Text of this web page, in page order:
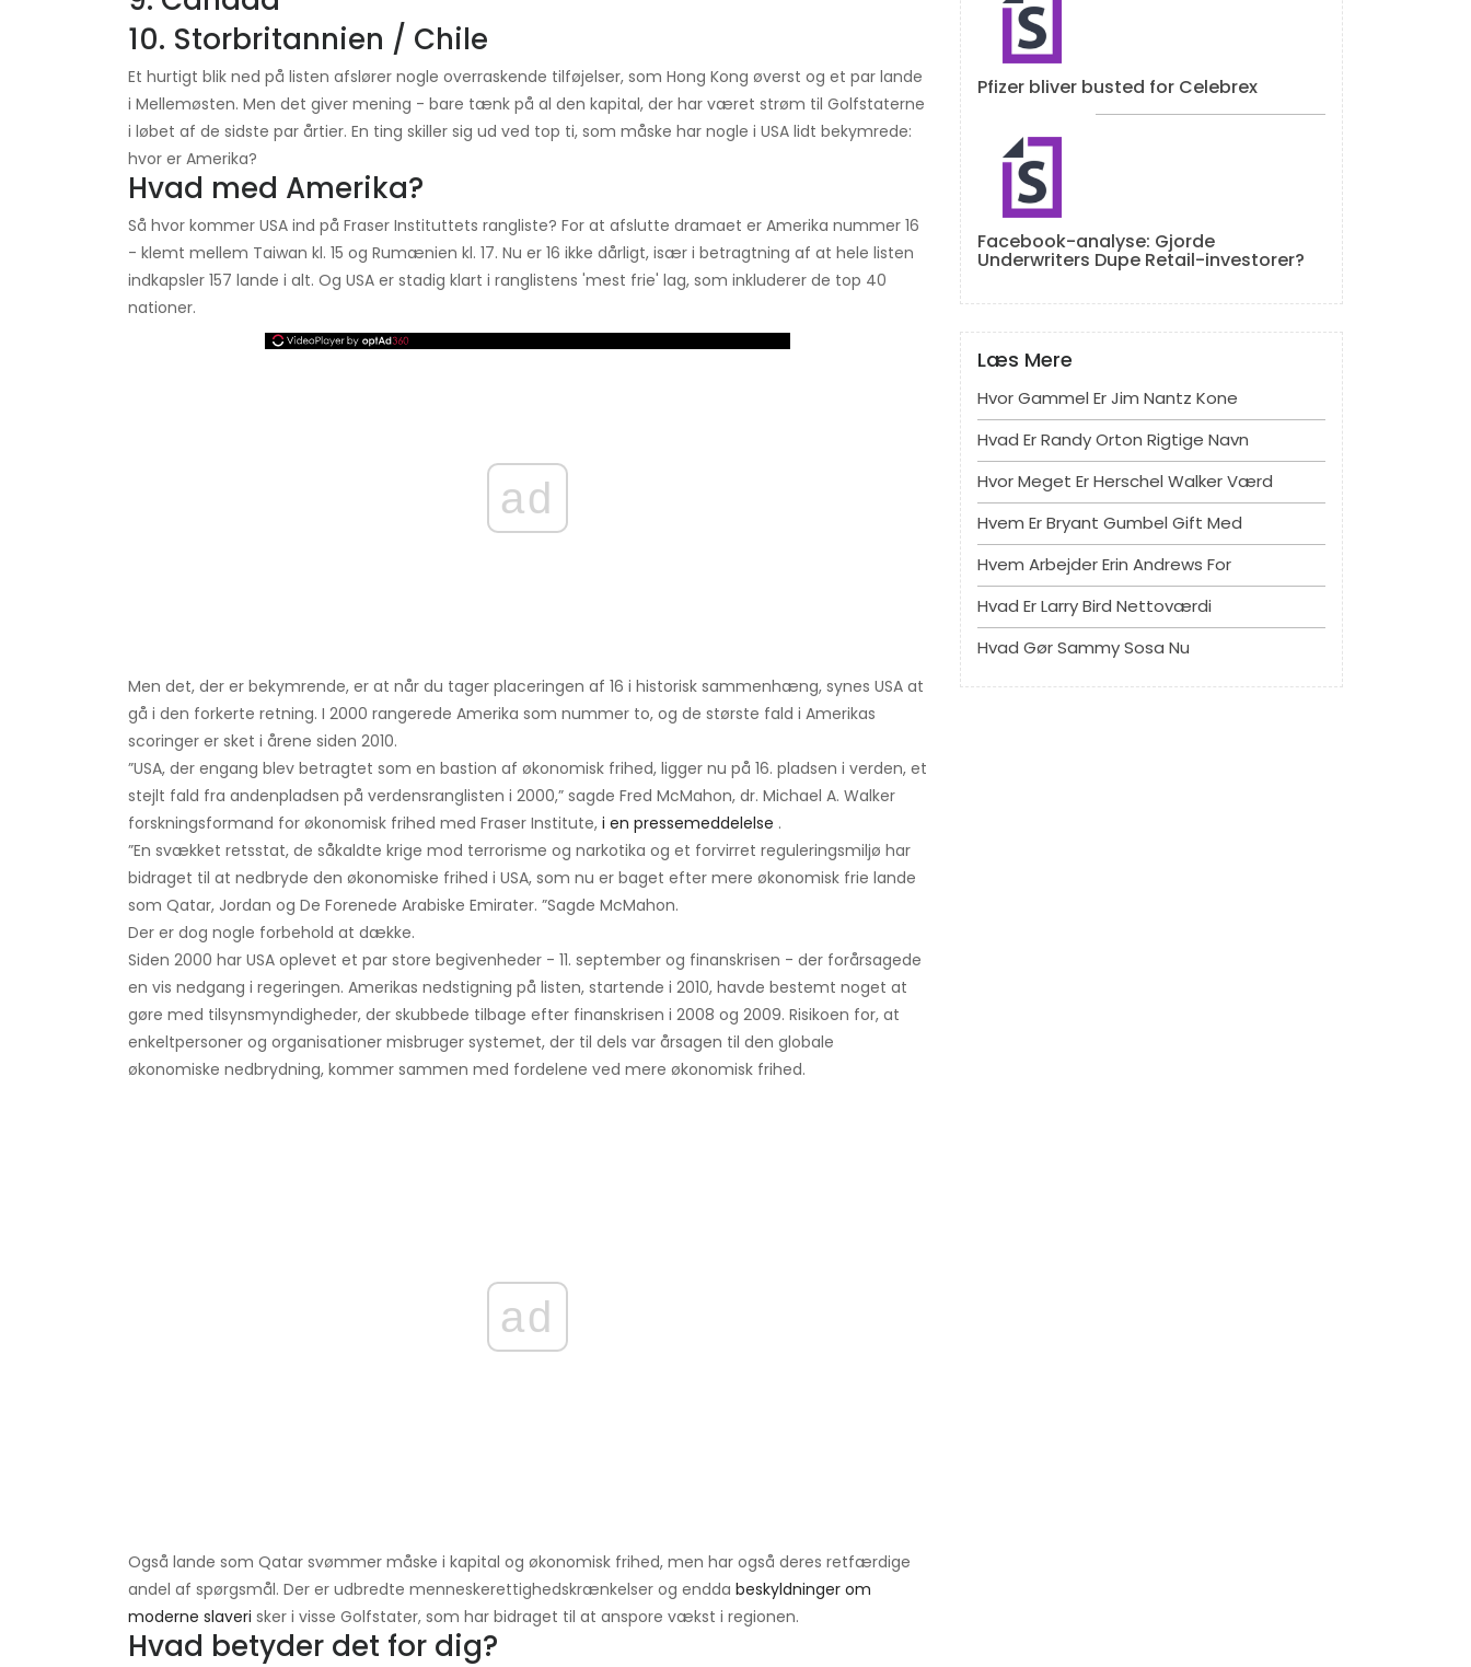
10. Storbritannien / Chile
Et hurtigt blik ned på listen afslører nogle overraskende tilføjelser, som Hong Kong øverst og et par lande
i Mellemøsten. Men det giver mening - bare tænk på al den kapital, der har været strøm til Golfstaterne
i løbet af de sidste par årtier. En ting skiller sig ud ved top ti, som måske har nogle i USA lidt bekymrede:
hvor er Amerika?
Hvad med Amerika?
Så hvor kommer USA ind på Fraser Instituttets rangliste? For at afslutte dramaet er Amerika nummer 16
- klemt mellem Taiwan kl. 15 og Rumænien kl. 17. Nu er 16 ikke dårligt, især i betragtning af at hele listen
indkapsler 157 lande i alt. Og USA er stadig klart i ranglistens 'mest frie' lag, som inkluderer de top 40
nationer.
ad
Men det, der er bekymrende, er at når du tager placeringen af ​​16 i historisk sammenhæng, synes USA at
gå i den forkerte retning. I 2000 rangerede Amerika som nummer to, og de største fald i Amerikas
scoringer er sket i årene siden 2010.
”USA, der engang blev betragtet som en bastion af økonomisk frihed, ligger nu på 16. pladsen i verden, et
stejlt fald fra andenpladsen på verdensranglisten i 2000,” sagde Fred McMahon, dr. Michael A. Walker
forskningsformand for økonomisk frihed med Fraser Institute, i en pressemeddelelse .
”En svækket retsstat, de såkaldte krige mod terrorisme og narkotika og et forvirret reguleringsmiljø har
bidraget til at nedbryde den økonomiske frihed i USA, som nu er baget efter mere økonomisk frie lande
som Qatar, Jordan og De Forenede Arabiske Emirater. ”Sagde McMahon.
Der er dog nogle forbehold at dække.
Siden 2000 har USA oplevet et par store begivenheder - 11. september og finanskrisen - der forårsagede
en vis nedgang i regeringen. Amerikas nedstigning på listen, startende i 2010, havde bestemt noget at
gøre med tilsynsmyndigheder, der skubbede tilbage efter finanskrisen i 2008 og 2009. Risikoen for, at
enkeltpersoner og organisationer misbruger systemet, der til dels var årsagen til den globale
økonomiske nedbrydning, kommer sammen med fordelene ved mere økonomisk frihed.
ad
Også lande som Qatar svømmer måske i kapital og økonomisk frihed, men har også deres retfærdige
andel af spørgsmål. Der er udbredte menneskerettighedskrænkelser og endda beskyldninger om
moderne slaveri sker i visse Golfstater, som har bidraget til at anspore vækst i regionen.
Hvad betyder det for dig?
Pfizer bliver busted for Celebrex
Facebook-analyse: Gjorde
Underwriters Dupe Retail-investorer?
Læs Mere
Hvor Gammel Er Jim Nantz Kone
Hvad Er Randy Orton Rigtige Navn
Hvor Meget Er Herschel Walker Værd
Hvem Er Bryant Gumbel Gift Med
Hvem Arbejder Erin Andrews For
Hvad Er Larry Bird Nettoværdi
Hvad Gør Sammy Sosa Nu